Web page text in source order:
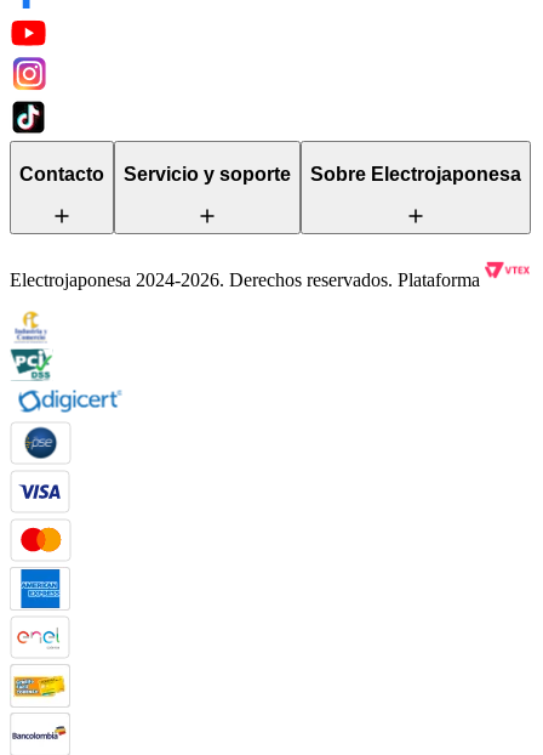
Contacto Servicio y soporte Sobre Electrojaponesa
Electrojaponesa 2024-2026. Derechos reservados. Plataforma